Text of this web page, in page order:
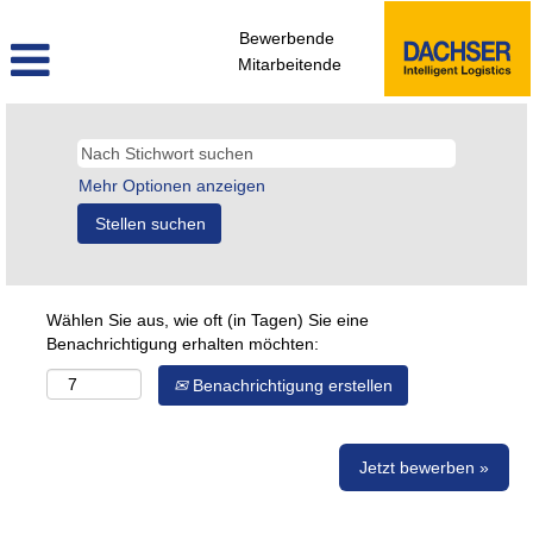
Bewerbende
Mitarbeitende
Mehr Optionen anzeigen
Wählen Sie aus, wie oft (in Tagen) Sie eine
Benachrichtigung erhalten möchten:
Benachrichtigung erstellen
Jetzt bewerben »